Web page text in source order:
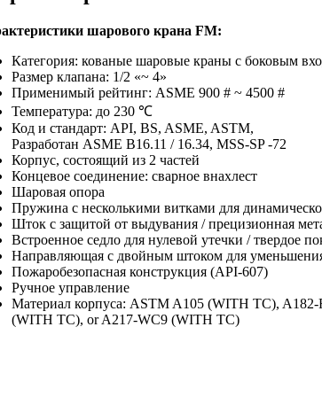
шарового крана FM:
Категория: кованые шаровые краны с боковым
Размер клапана: 1/2 «~ 4»
Применимый рейтинг: ASME 900 # ~ 4500 #
Температура: до 230 ℃
Код и стандарт: API, BS, ASME, ASTM,
Разработан ASME B16.11 / 16.34, MSS-SP -72
Корпус, состоящий из 2 частей
Концевое соединение: сварное внахлест
Шаровая опора
Пружина с несколькими витками для
Шток с защитой от выдувания / прецизионная
Встроенное седло для нулевой утечки / твердое
Направляющая с двойным штоком для
Пожаробезопасная конструкция (API-607)
Ручное управление
Материал корпуса: ASTM A105 (WITH TC),
(WITH TC), or A217-WC9 (WITH TC)